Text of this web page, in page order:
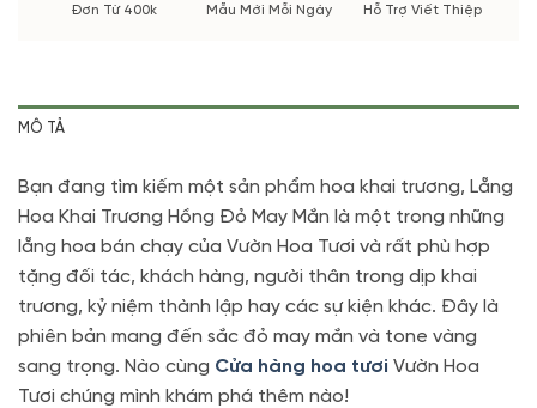
Đơn Từ 400k
Mẫu Mới Mỗi Ngày
Hỗ Trợ Viết Thiệp
MÔ TẢ
Bạn đang tìm kiếm một sản phẩm hoa khai trương, Lẵng
Hoa Khai Trương Hồng Đỏ May Mắn là một trong những
lẵng hoa bán chạy của Vườn Hoa Tươi và rất phù hợp
tặng đối tác, khách hàng, người thân trong dịp khai
trương, kỷ niệm thành lập hay các sự kiện khác. Đây là
phiên bản mang đến sắc đỏ may mắn và tone vàng
sang trọng. Nào cùng Cửa hàng hoa tươi Vườn Hoa
Tươi chúng mình khám phá thêm nào!